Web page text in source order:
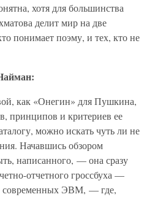
хотя для большинства
делит мир на две
понимает поэму, и тех, кто не
как «Онегин» для Пушкина,
принципов и критериев ее
можно искать чуть ли не
Начавшись обзором
написанного, — она сразу
отчетного гроссбуха —
современных ЭВМ, — где,